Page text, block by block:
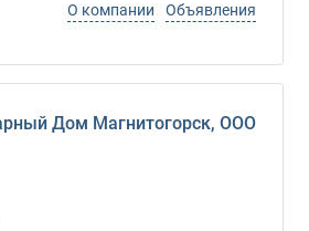
О компании
Объявления
Дом Магнитогорск, ООО